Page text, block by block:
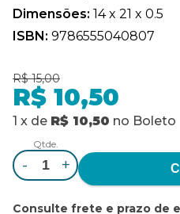
Dimensões: 14 x 21 x 0.5
ISBN: 9786555040807
R$ 15,00
R$ 10,50
1 x de R$ 10,50 no Boleto
Qtde.
- +
Consulte frete e prazo de